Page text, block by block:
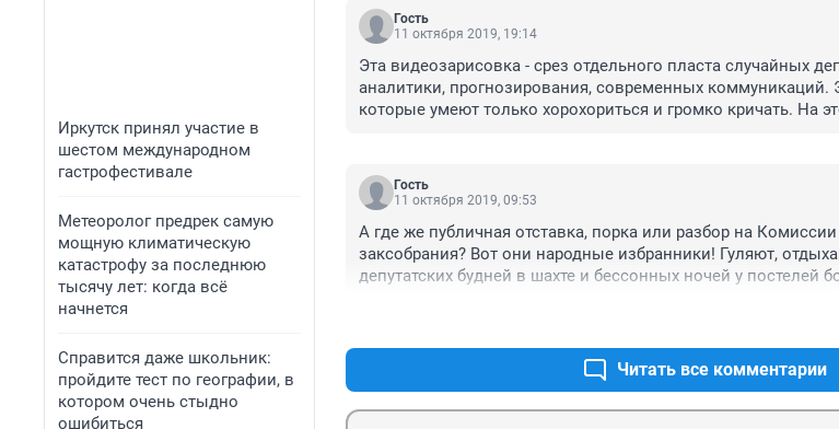
Иркутск принял участие в
шестом международном
гастрофестивале
Метеоролог предрек самую
мощную климатическую
катастрофу за последнюю
тысячу лет: когда всё
начнется
Справится даже школьник:
пройдите тест по географии, в
котором очень стыдно
ошибиться
Гость
11 октября 2019, 19:14
Эта видеозарисовка - срез отдельного пласта случайных
аналитики, прогнозирования, современных коммуникаций.
которые умеют только хорохориться и громко кричать. На
Гость
11 октября 2019, 09:53
А где же публичная отставка, порка или разбор на Комиссии
заксобрания? Вот они народные избранники! Гуляют,
депутатских будней в шахте и бессонных ночей у постелей
Читать все комментарии